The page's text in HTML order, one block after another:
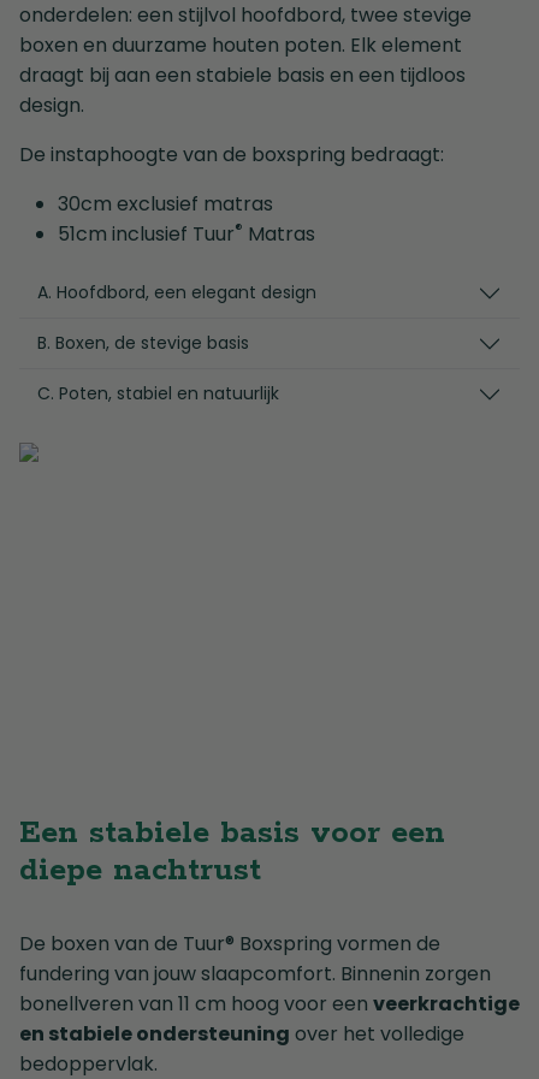
onderdelen: een stijlvol hoofdbord, twee stevige
boxen en duurzame houten poten. Elk element
draagt bij aan een stabiele basis en een tijdloos
design.
De instaphoogte van de boxspring bedraagt:
30cm exclusief matras
51cm inclusief Tuur® Matras
A. Hoofdbord, een elegant design
B. Boxen, de stevige basis
C. Poten, stabiel en natuurlijk
Een stabiele basis voor een
diepe nachtrust
De boxen van de Tuur® Boxspring vormen de
fundering van jouw slaapcomfort. Binnenin zorgen
bonellveren van 11 cm hoog voor een veerkrachtige
en stabiele ondersteuning over het volledige
bedoppervlak.